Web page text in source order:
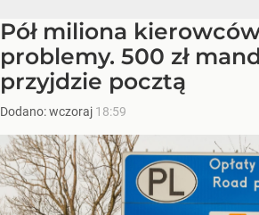
Pół miliona
problemy. 500 zł
przyjdzie pocztą
Dodano:wczoraj 18:59